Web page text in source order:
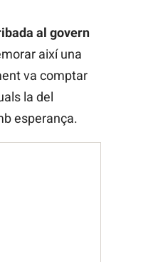
al govern
així una
va comptar
la del
esperança.